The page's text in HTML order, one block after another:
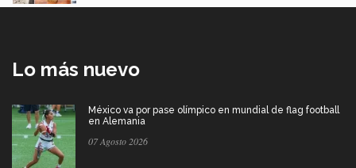
Lo más nuevo
México va por pase olímpico en mundial de flag football
en Alemania
07 Agosto 2026